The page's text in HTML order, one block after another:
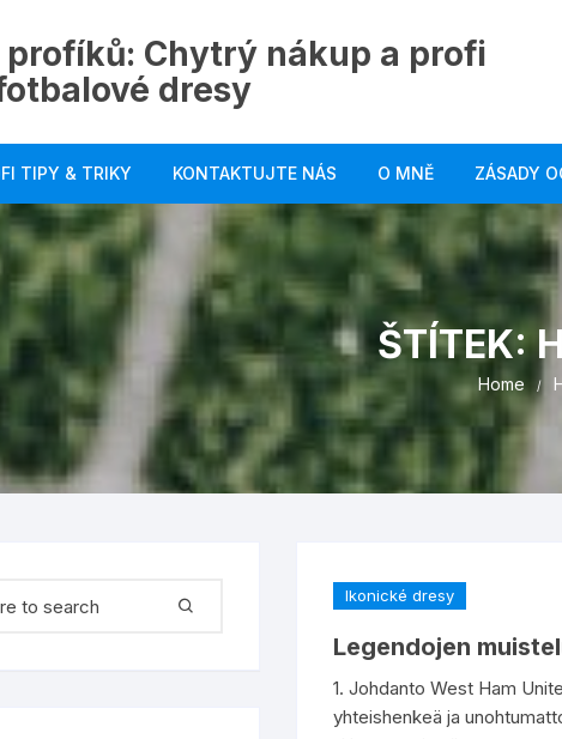
profíků: Chytrý nákup a profi
dresy
TIPY & TRIKY KONTAKTUJTE NÁS O MNĚ ZÁSADY
ŠTÍTEK:
Home
Ikonické dresy
Legendojen
1. Johdanto West Ham
yhteishenkeä ja